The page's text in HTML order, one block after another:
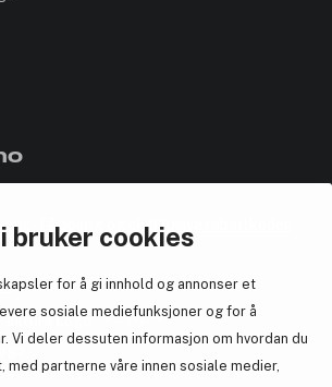
bruker cookies
for å gi innhold og annonser et
sosiale mediefunksjoner og for å
Vi deler dessuten informasjon om hvordan du
partnerne våre innen sosiale medier,
- få poeng og eksklusive rabattkoder.